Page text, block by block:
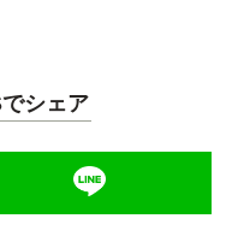
シェア